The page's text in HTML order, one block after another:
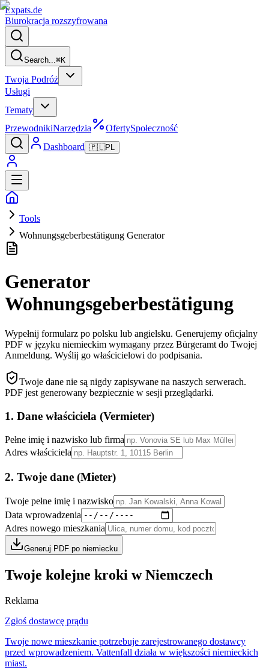
Expats.de
Biurokracja rozszyfrowana
Search...⌘K
Twoja Podróż
Usługi
Tematy
PrzewodnikiNarzędzia OfertySpołeczność
Dashboard 🇵🇱PL
Tools
Wohnungsgeberbestätigung Generator
Generator
Wohnungsgeberbestätigung
Wypełnij formularz po polsku lub angielsku. Generujemy oficjalny
PDF w języku niemieckim wymagany przez Bürgeramt do Twojej
Anmeldung. Wyślij go właścicielowi do podpisania.
Twoje dane nie są nigdy zapisywane na naszych serwerach.
PDF jest generowany bezpiecznie w sesji przeglądarki.
1. Dane właściciela (Vermieter)
Pełne imię i nazwisko lub firma
Adres właściciela
2. Twoje dane (Mieter)
Twoje pełne imię i nazwisko
Data wprowadzenia
Adres nowego mieszkania
Generuj PDF po niemiecku
Twoje kolejne kroki w Niemczech
Reklama
Zgłoś dostawcę prądu
Twoje nowe mieszkanie potrzebuje zarejestrowanego dostawcy
przed wprowadzeniem. Vattenfall działa w większości niemieckich
miast.